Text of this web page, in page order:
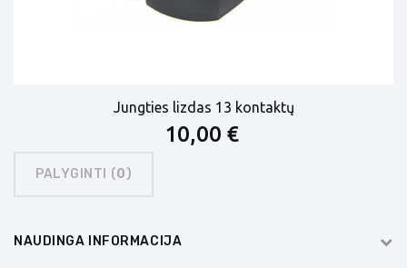
Jungties lizdas 13 kontaktų
10,00 €
PALYGINTI (0)
NAUDINGA INFORMACIJA